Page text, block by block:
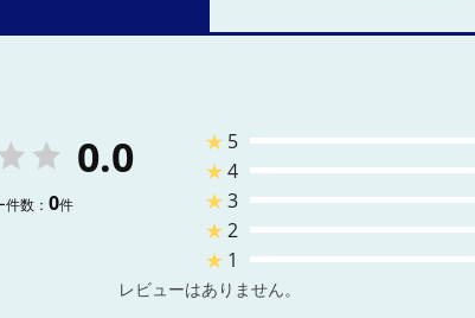
0.0
数： 0件
★ 5
★4
★3
★2
★ 1
レビューはありません。